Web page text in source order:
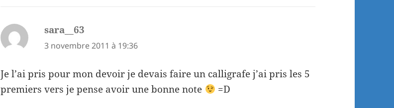
sara__63
3 novembre 2011 à 19:36
Je l’ai pris pour mon devoir je devais faire un calligrafe j’ai pris les 5
premiers vers je pense avoir une bonne note
=D